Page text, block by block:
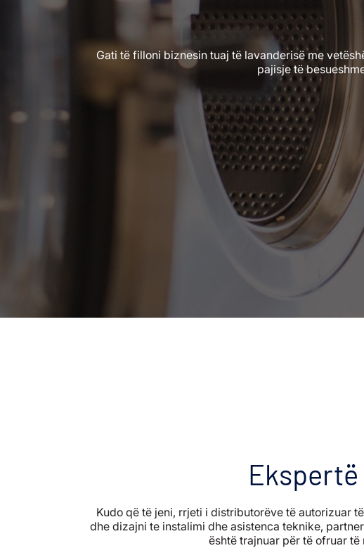
Gati të filloni biznesin tuaj të lavanderisë me
pajisje të
Kudo që të jeni, rrjeti i distributorëve të autorizuar
dhe dizajni te instalimi dhe asistenca teknike,
është trajnuar për të ofruar